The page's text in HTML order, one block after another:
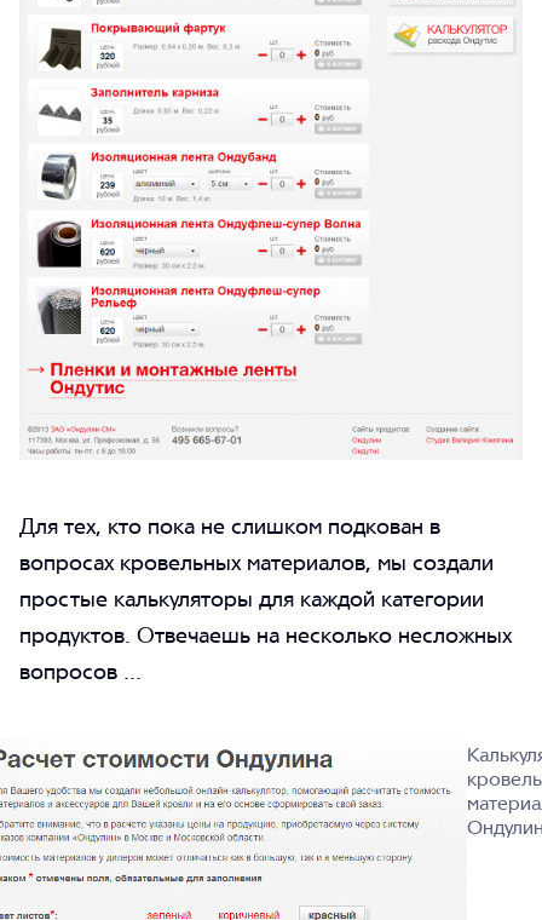
Для тех, кто пока не слишком подкован в
вопросах кровельных материалов, мы создали
простые калькуляторы для каждой категории
продуктов. Отвечаешь на несколько несложных
вопросов ...